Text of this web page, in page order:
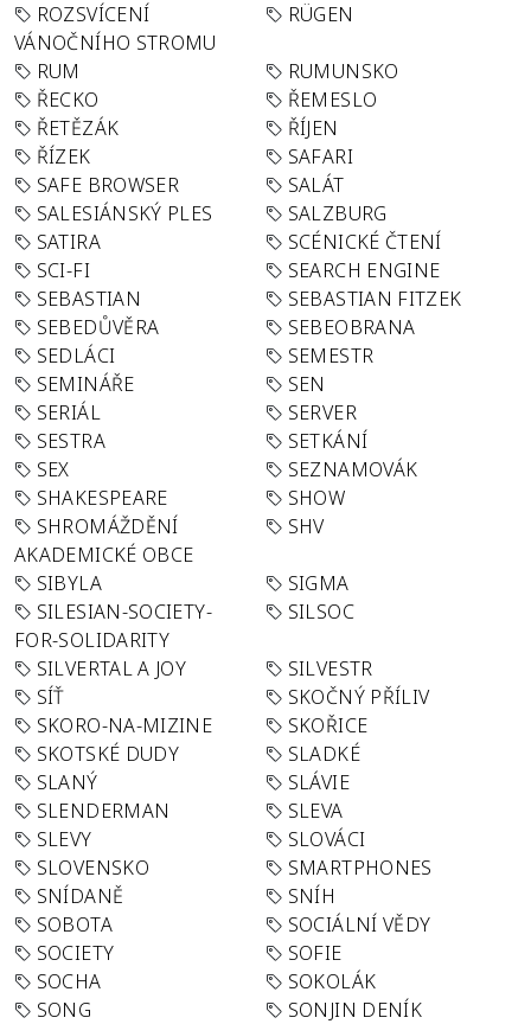
ROZSVÍCENÍ
VÁNOČNÍHO STROMU
RÜGEN
RUM
RUMUNSKO
ŘECKO
ŘEMESLO
ŘETĚZÁK
ŘÍJEN
ŘÍZEK
SAFARI
SAFE BROWSER
SALÁT
SALESIÁNSKÝ PLES
SALZBURG
SATIRA
SCÉNICKÉ ČTENÍ
SCI-FI
SEARCH ENGINE
SEBASTIAN
SEBASTIAN FITZEK
SEBEDŮVĚRA
SEBEOBRANA
SEDLÁCI
SEMESTR
SEMINÁŘE
SEN
SERIÁL
SERVER
SESTRA
SETKÁNÍ
SEX
SEZNAMOVÁK
SHAKESPEARE
SHOW
SHROMÁŽDĚNÍ
AKADEMICKÉ OBCE
SHV
SIBYLA
SIGMA
SILESIAN-SOCIETY-
FOR-SOLIDARITY
SILSOC
SILVERTAL A JOY
SILVESTR
SÍŤ
SKOČNÝ PŘÍLIV
SKORO-NA-MIZINE
SKOŘICE
SKOTSKÉ DUDY
SLADKÉ
SLANÝ
SLÁVIE
SLENDERMAN
SLEVA
SLEVY
SLOVÁCI
SLOVENSKO
SMARTPHONES
SNÍDANĚ
SNÍH
SOBOTA
SOCIÁLNÍ VĚDY
SOCIETY
SOFIE
SOCHA
SOKOLÁK
SONG
SONJIN DENÍK